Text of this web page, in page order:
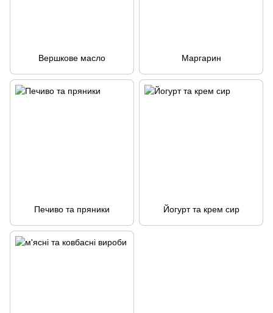
Вершкове масло Маргарин
Печиво та пряники Йогурт та крем сир